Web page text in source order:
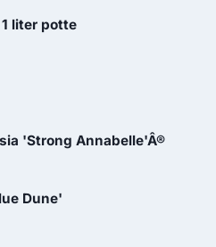
liter potte
'Strong Annabelle'Â®
Dune'